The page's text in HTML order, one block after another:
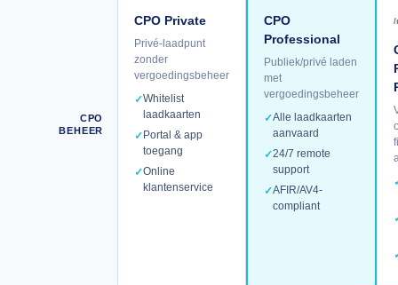
CPO
BEHEER
CPO Private
Privé-laadpunt
zonder
vergoedingsbeheer
✓Whitelist
laadkaarten
✓Portal & app
toegang
✓Online
klantenservice
CPO
Professional
Publiek/privé laden
met
vergoedingsbeheer
✓Alle laadkaarten
aanvaard
✓24/7 remote
support
✓AFIR/AV4-
compliant
/